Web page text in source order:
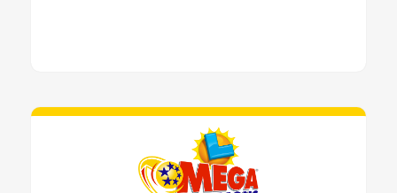
Mega Millions